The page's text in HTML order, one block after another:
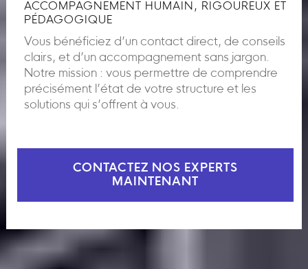
ACCOMPAGNEMENT HUMAIN, RIGOUREUX ET
PÉDAGOGIQUE
Vous bénéficiez d’un contact direct, de conseils
clairs, et d’un accompagnement sans jargon.
Notre mission : vous permettre de comprendre
précisément l’état de votre structure et les
solutions qui s’offrent à vous.
CONTACTEZ NOS EXPERTS
MAINTENANT